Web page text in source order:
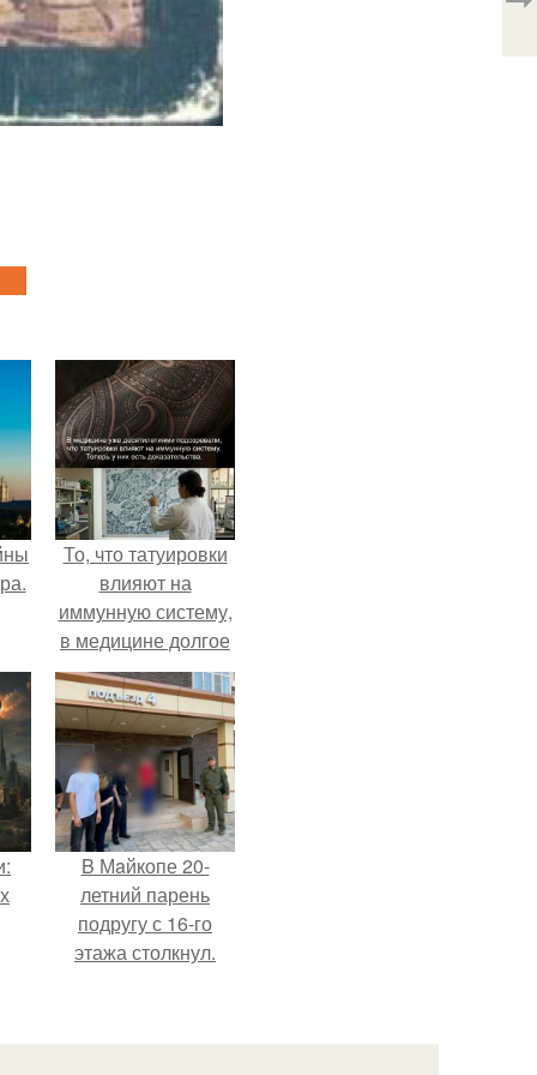
То, что татуировки
влияют на
иммунную систему,
в медицине долгое
время
рассматривалось
лишь как гипотеза.
B Мaйкопе 20-
летний парень
подругу с 16-го
этажа столкнул.